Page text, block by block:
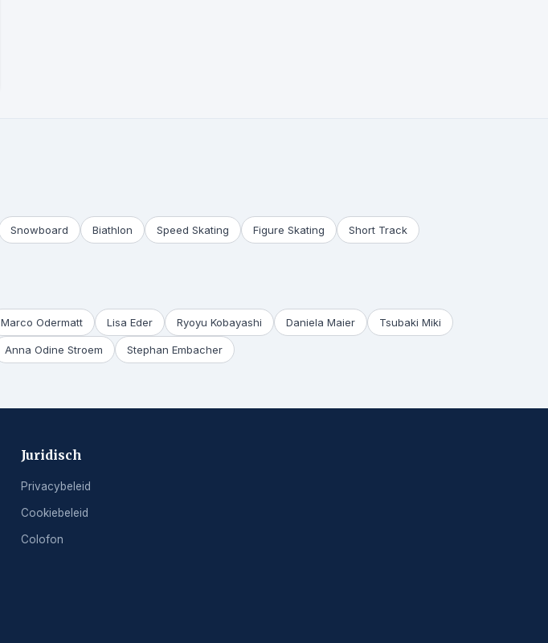
Snowboard Biathlon Speed Skating Figure Skating Short Track
Marco Odermatt Lisa Eder Ryoyu Kobayashi Daniela Maier Tsubaki Miki
Anna Odine Stroem Stephan Embacher
Juridisch
Privacybeleid
Cookiebeleid
Colofon